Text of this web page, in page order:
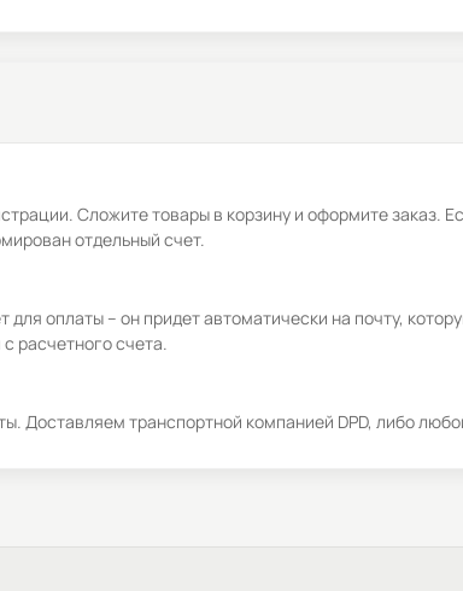
Сложите товары в корзину и оформите заказ.
отдельный счет.
оплаты – он придет автоматически на почту,
расчетного счета.
Доставляем транспортной компанией DPD, либо